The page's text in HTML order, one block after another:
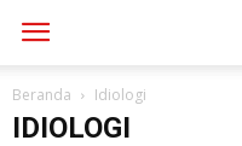
Beranda Idiologi
IDIOLOGI